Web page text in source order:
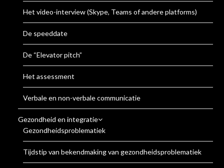
Het video-interview (Skype, Teams of andere platforms)
De speeddate
De “Elevator pitch”
Het assessment
Verbale en non-verbale communicatie
Gezondheid en integratie
Gezondheidsproblematiek
Tijdstip van bekendmaking van gezondheidsproblematiek